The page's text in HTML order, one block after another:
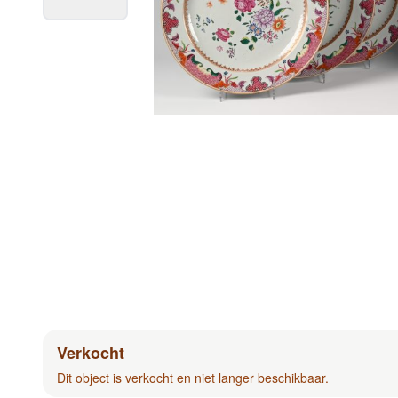
Verkocht
Dit object is verkocht en niet langer beschikbaar.